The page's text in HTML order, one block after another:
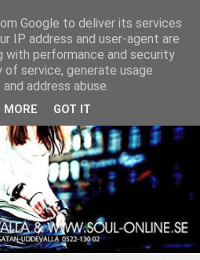
Google to deliver its services
IP address and user-agent are
with performance and security
service, generate usage
address abuse.
MORE GOT IT